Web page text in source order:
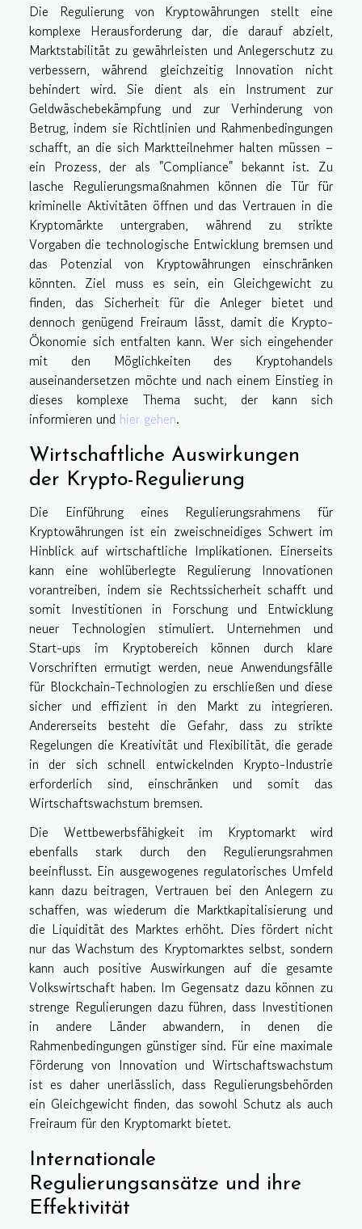
Die Regulierung von Kryptowährungen stellt eine
komplexe Herausforderung dar, die darauf abzielt,
Marktstabilität zu gewährleisten und Anlegerschutz zu
verbessern, während gleichzeitig Innovation nicht
behindert wird. Sie dient als ein Instrument zur
Geldwäschebekämpfung und zur Verhinderung von
Betrug, indem sie Richtlinien und Rahmenbedingungen
schafft, an die sich Marktteilnehmer halten müssen –
ein Prozess, der als "Compliance" bekannt ist. Zu
lasche Regulierungsmaßnahmen können die Tür für
kriminelle Aktivitäten öffnen und das Vertrauen in die
Kryptomärkte untergraben, während zu strikte
Vorgaben die technologische Entwicklung bremsen und
das Potenzial von Kryptowährungen einschränken
könnten. Ziel muss es sein, ein Gleichgewicht zu
finden, das Sicherheit für die Anleger bietet und
dennoch genügend Freiraum lässt, damit die Krypto-
Ökonomie sich entfalten kann. Wer sich eingehender
mit den Möglichkeiten des Kryptohandels
auseinandersetzen möchte und nach einem Einstieg in
dieses komplexe Thema sucht, der kann sich
informieren und hier gehen.
Wirtschaftliche Auswirkungen
der Krypto-Regulierung
Die Einführung eines Regulierungsrahmens für
Kryptowährungen ist ein zweischneidiges Schwert im
Hinblick auf wirtschaftliche Implikationen. Einerseits
kann eine wohlüberlegte Regulierung Innovationen
vorantreiben, indem sie Rechtssicherheit schafft und
somit Investitionen in Forschung und Entwicklung
neuer Technologien stimuliert. Unternehmen und
Start-ups im Kryptobereich können durch klare
Vorschriften ermutigt werden, neue Anwendungsfälle
für Blockchain-Technologien zu erschließen und diese
sicher und effizient in den Markt zu integrieren.
Andererseits besteht die Gefahr, dass zu strikte
Regelungen die Kreativität und Flexibilität, die gerade
in der sich schnell entwickelnden Krypto-Industrie
erforderlich sind, einschränken und somit das
Wirtschaftswachstum bremsen.
Die Wettbewerbsfähigkeit im Kryptomarkt wird
ebenfalls stark durch den Regulierungsrahmen
beeinflusst. Ein ausgewogenes regulatorisches Umfeld
kann dazu beitragen, Vertrauen bei den Anlegern zu
schaffen, was wiederum die Marktkapitalisierung und
die Liquidität des Marktes erhöht. Dies fördert nicht
nur das Wachstum des Kryptomarktes selbst, sondern
kann auch positive Auswirkungen auf die gesamte
Volkswirtschaft haben. Im Gegensatz dazu können zu
strenge Regulierungen dazu führen, dass Investitionen
in andere Länder abwandern, in denen die
Rahmenbedingungen günstiger sind. Für eine maximale
Förderung von Innovation und Wirtschaftswachstum
ist es daher unerlässlich, dass Regulierungsbehörden
ein Gleichgewicht finden, das sowohl Schutz als auch
Freiraum für den Kryptomarkt bietet.
Internationale
Regulierungsansätze und ihre
Effektivität